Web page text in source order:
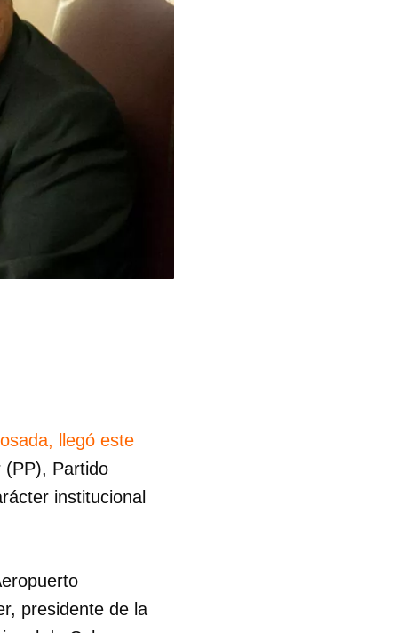
llegó este
(PP), Partido
institucional
presidente de la